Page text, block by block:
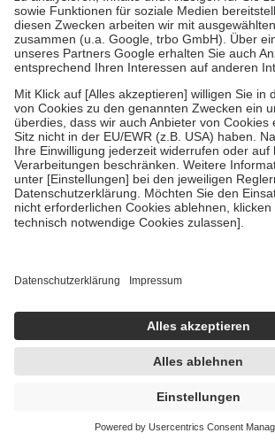
Kosten der Leistung zu entrichten.
Diese Regeln gelten grundsätzlich auch für
Bei Heilmitteln und häuslicher Krankenpflege
Zuzahlung zehn Prozent der Kosten sowie zehn
Um das Engagement der Versicherten für ihre
stärken und die besondere Stellung der Familie
fallenkeine Zuzahlungen an bei:
• Kindern und Jugendlichen bis zum
mit Ausnahme der Fahrkosten
• Untersuchungen zur Vorsorge und
GKV getragen werden
• empfohlenen Schutzimpfungen
Wir nutzen Trusted Shops als unabhängigen
getroffen, um sicherzustellen, dass es sich um
handelt. Mehr Informationen findest du hier:
https://help.etrusted.com/hc/de/articles/
Einige Bilder und Inhalte wurden unter